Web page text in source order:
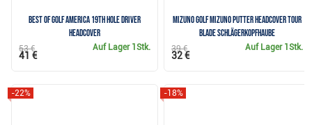
Best of Golf America 19th Hole Driver
Headcover
Auf Lager 1Stk.
53 €
41 €
Mizuno Golf Mizuno Putter Headcover Tour
Blade Schlägerkopfhaube
Auf Lager 1Stk.
39 €
32 €
-22% -18%